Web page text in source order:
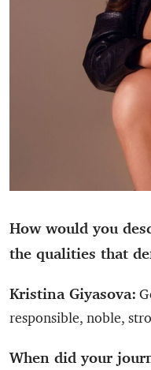
How would you
the qualities that
Kristina Giyasova:
responsible, noble,
When did your